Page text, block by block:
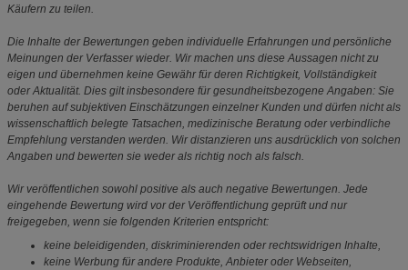
Käufern zu teilen.
Die Inhalte der Bewertungen geben individuelle Erfahrungen und persönliche
Meinungen der Verfasser wieder. Wir machen uns diese Aussagen nicht zu
eigen und übernehmen keine Gewähr für deren Richtigkeit, Vollständigkeit
oder Aktualität. Dies gilt insbesondere für gesundheitsbezogene Angaben: Sie
beruhen auf subjektiven Einschätzungen einzelner Kunden und dürfen nicht als
wissenschaftlich belegte Tatsachen, medizinische Beratung oder verbindliche
Empfehlung verstanden werden. Wir distanzieren uns ausdrücklich von solchen
Angaben und bewerten sie weder als richtig noch als falsch.
Wir veröffentlichen sowohl positive als auch negative Bewertungen. Jede
eingehende Bewertung wird vor der Veröffentlichung geprüft und nur
freigegeben, wenn sie folgenden Kriterien entspricht:
keine beleidigenden, diskriminierenden oder rechtswidrigen Inhalte,
keine Werbung für andere Produkte, Anbieter oder Webseiten,